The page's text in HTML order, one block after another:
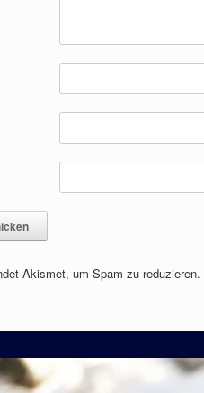
Akismet, um Spam zu reduzieren.